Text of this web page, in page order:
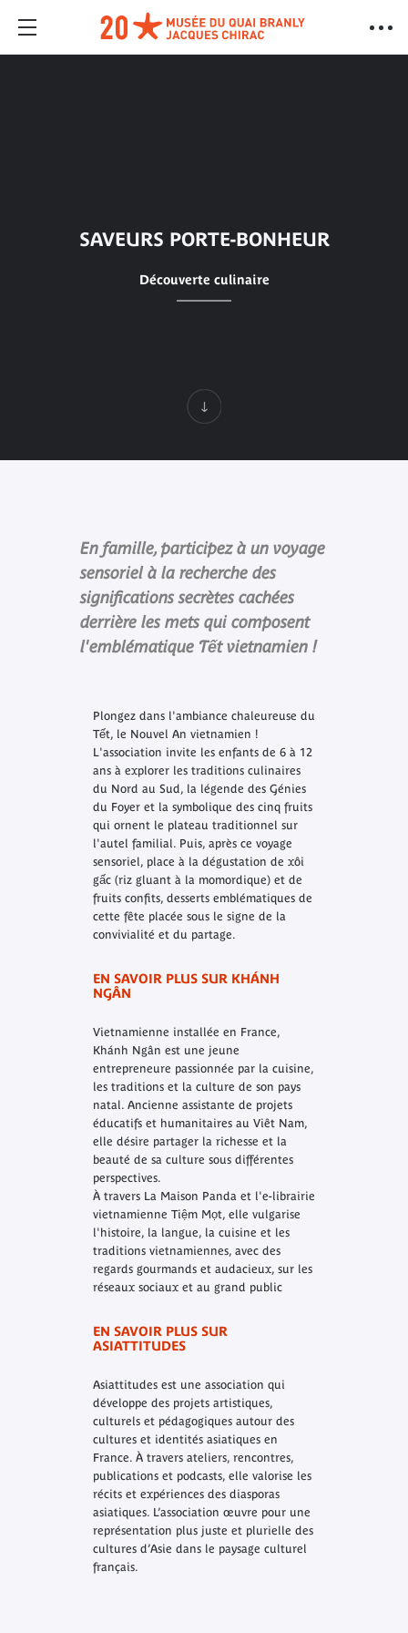
SAVEURS PORTE-BONHEUR
Découverte culinaire
En famille, participez à un voyage
sensoriel à la recherche des
significations secrètes cachées
derrière les mets qui composent
l'emblématique Tết vietnamien !
Plongez dans l'ambiance chaleureuse du
Tết, le Nouvel An vietnamien !
L'association invite les enfants de 6 à 12
ans à explorer les traditions culinaires
du Nord au Sud, la légende des Génies
du Foyer et la symbolique des cinq fruits
qui ornent le plateau traditionnel sur
l'autel familial. Puis, après ce voyage
sensoriel, place à la dégustation de xôi
gấc (riz gluant à la momordique) et de
fruits confits, desserts emblématiques de
cette fête placée sous le signe de la
convivialité et du partage.
EN SAVOIR PLUS SUR KHÁNH
NGÂN
Vietnamienne installée en France,
Khánh Ngân est une jeune
entrepreneure passionnée par la cuisine,
les traditions et la culture de son pays
natal. Ancienne assistante de projets
éducatifs et humanitaires au Viêt Nam,
elle désire partager la richesse et la
beauté de sa culture sous différentes
perspectives.
À travers La Maison Panda et l'e-librairie
vietnamienne Tiệm Mọt, elle vulgarise
l'histoire, la langue, la cuisine et les
traditions vietnamiennes, avec des
regards gourmands et audacieux, sur les
réseaux sociaux et au grand public
EN SAVOIR PLUS SUR
ASIATTITUDES
Asiattitudes est une association qui
développe des projets artistiques,
culturels et pédagogiques autour des
cultures et identités asiatiques en
France. À travers ateliers, rencontres,
publications et podcasts, elle valorise les
récits et expériences des diasporas
asiatiques. L’association œuvre pour une
représentation plus juste et plurielle des
cultures d’Asie dans le paysage culturel
français.